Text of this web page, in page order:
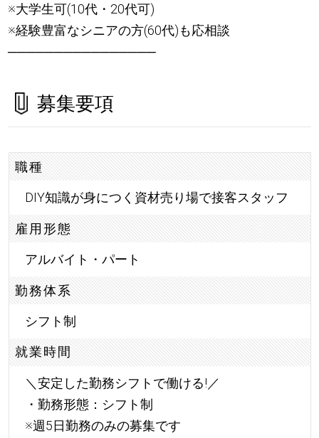
※大学生可(10代・20代可)
※経験豊富なシニアの方(60代)も応相談
────────────────
募集要項
職種
DIY知識が身につく資材売り場で接客スタッフ
雇用形態
アルバイト・パート
勤務体系
シフト制
就業時間
＼安定した勤務シフトで働ける!／
・勤務形態：シフト制
※週5日勤務のみの募集です